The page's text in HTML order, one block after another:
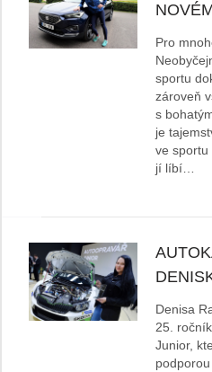
Pro
sportu
zároveň
s
je
ve sportu
jí líbí…
Denisa
25.
Junior,